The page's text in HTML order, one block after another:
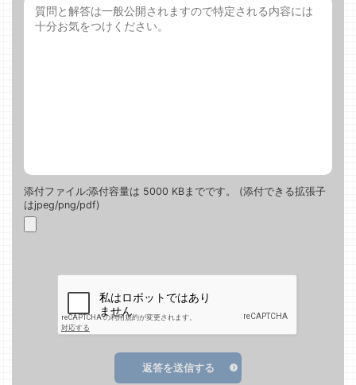
添付ファイル:添付容量は 5000 KBまでです。 (添付できる拡張子
はjpeg/png/pdf)
返答を送信する